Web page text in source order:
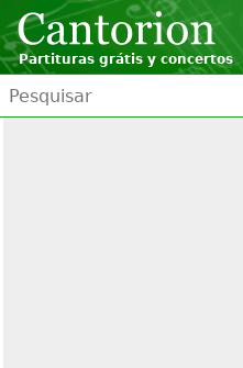
Partituras grátis y concertos